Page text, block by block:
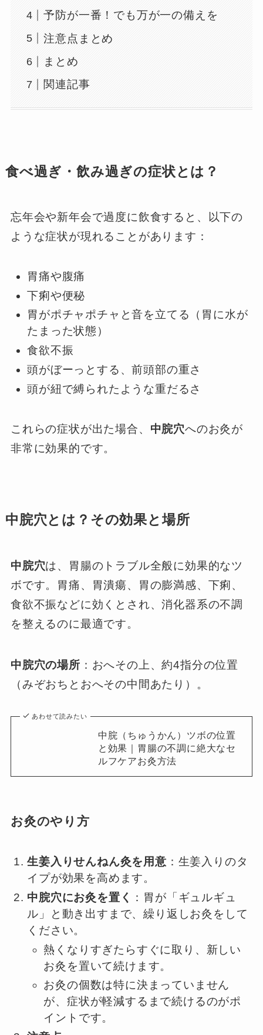
予防が一番！でも万が一の備えを
注意点まとめ
まとめ
関連記事
食べ過ぎ・飲み過ぎの症状とは？
忘年会や新年会で過度に飲食すると、以下の
ような症状が現れることがあります：
胃痛や腹痛
下痢や便秘
胃がポチャポチャと音を立てる（胃に水が
たまった状態）
食欲不振
頭がぼーっとする、前頭部の重さ
頭が紐で縛られたような重だるさ
これらの症状が出た場合、 中脘穴へのお灸が
非常に効果的です。
中脘穴とは？その効果と場所
中脘穴は、胃腸のトラブル全般に効果的なツ
ボです。胃痛、胃潰瘍、胃の膨満感、下痢、
食欲不振などに効くとされ、消化器系の不調
を整えるのに最適です。
中脘穴の場所 ：おへその上、約4指分の位置
（みぞおちとおへその中間あたり）。
あわせて読みたい
中脘（ちゅうかん）ツボの位置
と効果｜胃腸の不調に絶大なセ
ルフケアお灸方法
お灸のやり方
生姜入りせんねん灸を用意 ：生姜入りのタ
イプが効果を高めます。
中脘穴にお灸を置く
：胃が「ギュルギュ
ル」と動き出すまで、繰り返しお灸をして
ください。
熱くなりすぎたらすぐに取り、新しい
お灸を置いて続けます。
お灸の個数は特に決まっていません
が、症状が軽減するまで続けるのがポ
イントです。